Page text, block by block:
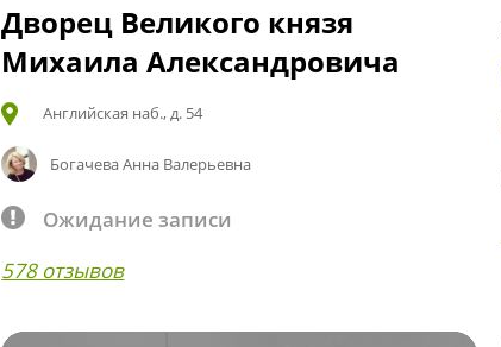
Дворец Великого князя
Михаила Александровича
Английская наб., д. 54
Богачева Анна Валерьевна
Ожидание записи
578 отзывов